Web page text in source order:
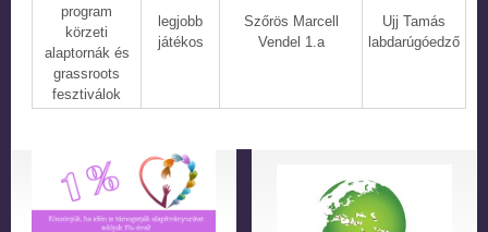
program
körzeti
alaptornák és
grassroots
fesztiválok
legjobb
játékos
Szőrös Marcell
Vendel 1.a
Ujj Tamás
labdarúgóedző